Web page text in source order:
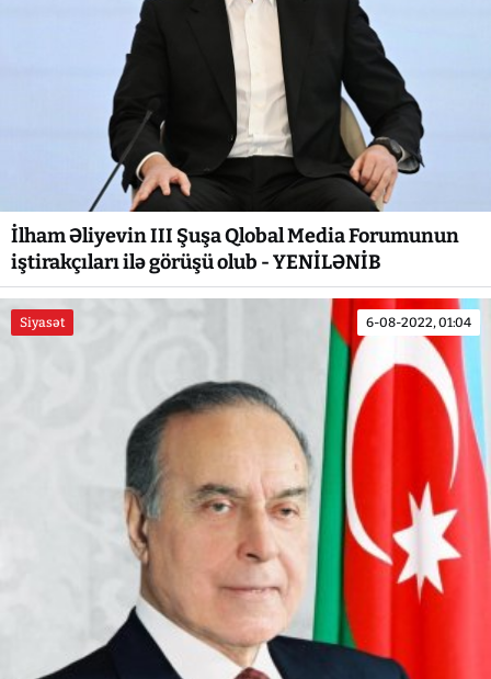
İlham Əliyevin III Şuşa Qlobal Media Forumunun
iştirakçıları ilə görüşü olub - YENİLƏNİB
Siyasət 6-08-2022, 01:04